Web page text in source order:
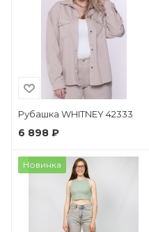
Рубашка WHITNEY 42333
6 898 ₽
Новинка